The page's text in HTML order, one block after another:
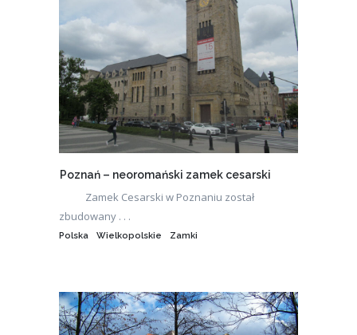
Poznań – neoromański zamek cesarski
Zamek Cesarski w Poznaniu został
zbudowany . . .
Polska Wielkopolskie Zamki